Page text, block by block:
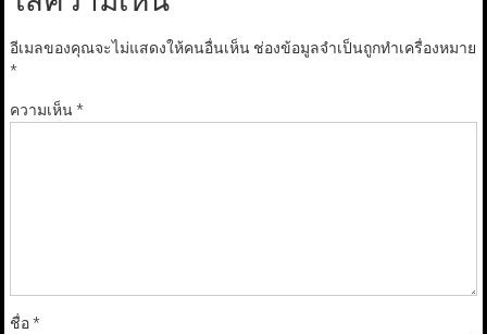
อีเมลของคุณจะไม่แสดงให้คนอื่นเห็น ช่องข้อมูลจำเป็นถูกทำเครื่องหมาย
*
ความเห็น*
ชื่อ*